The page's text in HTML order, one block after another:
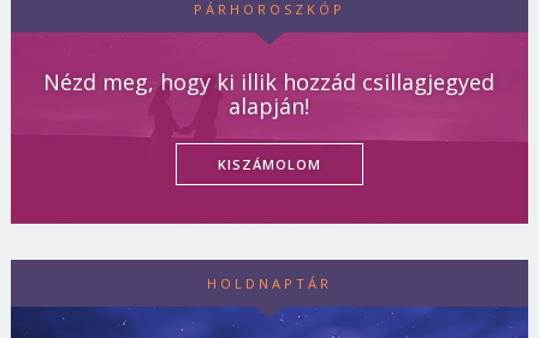
PÁRHOROSZKÓP
Nézd meg, hogy ki illik hozzád csillagjegyed
alapján!
KISZÁMOLOM
HOLDNAPTÁR